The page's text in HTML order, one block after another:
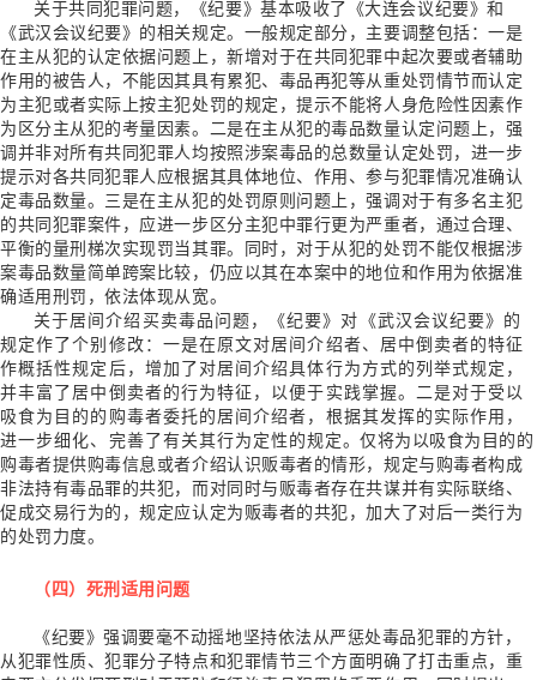
关于共同犯罪问题，《纪要》基本吸收了《大连会议纪要》和
《武汉会议纪要》的相关规定。一般规定部分，主要调整包括：一是
在主从犯的认定依据问题上，新增对于在共同犯罪中起次要或者辅助
作用的被告人，不能因其具有累犯、毒品再犯等从重处罚情节而认定
为主犯或者实际上按主犯处罚的规定，提示不能将人身危险性因素作
为区分主从犯的考量因素。二是在主从犯的毒品数量认定问题上，强
调并非对所有共同犯罪人均按照涉案毒品的总数量认定处罚，进一步
提示对各共同犯罪人应根据其具体地位、作用、参与犯罪情况准确认
定毒品数量。三是在主从犯的处罚原则问题上，强调对于有多名主犯
的共同犯罪案件，应进一步区分主犯中罪行更为严重者，通过合理、
平衡的量刑梯次实现罚当其罪。同时，对于从犯的处罚不能仅根据涉
案毒品数量简单跨案比较，仍应以其在本案中的地位和作用为依据准
确适用刑罚，依法体现从宽。
关于居间介绍买卖毒品问题，《纪要》对《武汉会议纪要》的
规定作了个别修改：一是在原文对居间介绍者、居中倒卖者的特征
作概括性规定后，增加了对居间介绍具体行为方式的列举式规定，
并丰富了居中倒卖者的行为特征，以便于实践掌握。二是对于受以
吸食为目的的购毒者委托的居间介绍者，根据其发挥的实际作用，
进一步细化、完善了有关其行为定性的规定。仅将为以吸食为目的的
购毒者提供购毒信息或者介绍认识贩毒者的情形，规定与购毒者构成
非法持有毒品罪的共犯，而对同时与贩毒者存在共谋并有实际联络、
促成交易行为的，规定应认定为贩毒者的共犯，加大了对后一类行为
的处罚力度。
（四）死刑适用问题
《纪要》强调要毫不动摇地坚持依法从严惩处毒品犯罪的方针，
从犯罪性质、犯罪分子特点和犯罪情节三个方面明确了打击重点，重